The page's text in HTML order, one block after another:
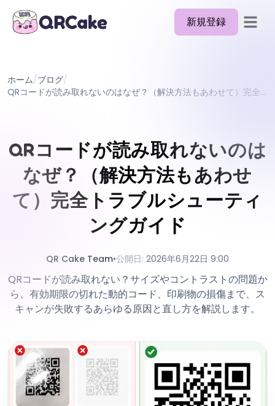
新規登録 メイン
料金
ドキュメント
ヘルプ
API
ホーム/ブログ/
QRコードが読み取れないのはなぜ？（解決方法もあわせて）完全トラブルシューティングガイド
QRコードが読み取れないのは
なぜ？（解決方法もあわせ
て）完全トラブルシューティ
ングガイド
QR Cake Team•公開日: 2026年6月22日 9:00
QRコードが読み取れない？サイズやコントラストの問題か
ら、有効期限の切れた動的コード、印刷物の損傷まで、ス
キャンが失敗するあらゆる原因と直し方を解説します。